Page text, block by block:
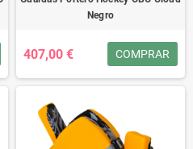
Negro
407,00 € COMPRAR